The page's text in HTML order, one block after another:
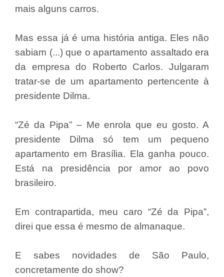
mais alguns carros.
Mas essa já é uma história antiga. Eles não
sabiam (...) que o apartamento assaltado era
da empresa do Roberto Carlos. Julgaram
tratar-se de um apartamento pertencente à
presidente Dilma.
“Zé da Pipa” – Me enrola que eu gosto. A
presidente Dilma só tem um pequeno
apartamento em Brasília. Ela ganha pouco.
Está na presidência por amor ao povo
brasileiro.
Em contrapartida, meu caro “Zé da Pipa”,
direi que essa é mesmo de almanaque.
E sabes novidades de São Paulo,
concretamente do show?